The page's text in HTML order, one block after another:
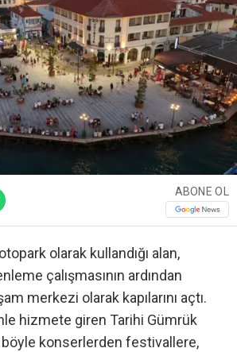
ABONE OL
olarak kullandığı alan,
çalışmasının ardından
merkezi olarak kapılarını açtı.
hizmete giren Tarihi Gümrük
böyle konserlerden festivallere,